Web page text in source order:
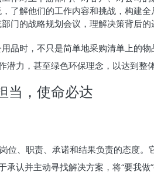
了解他们的工作内容和挑战，构建全
门的战略规划会议，理解决策背后的
品时，不只是简单地采购清单上的
力，甚至绿色环保理念，以达到整
当，使命必达
位、职责、承诺和结果负责的态度。
认并主动寻找解决方案，将“要我做”